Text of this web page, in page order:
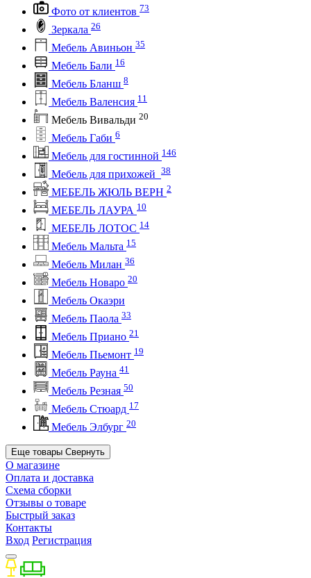
Фото от клиентов 73
Зеркала 26
Мебель Авиньон 35
Мебель Бали 16
Мебель Бланш 8
Мебель Валенсия 11
Мебель Вивальди 20
Мебель Габи 6
Мебель для гостинной 146
Мебель для прихожей 38
МЕБЕЛЬ ЖЮЛЬ ВЕРН 2
МЕБЕЛЬ ЛАУРА 10
МЕБЕЛЬ ЛОТОС 14
Мебель Мальта 15
Мебель Милан 36
Мебель Новаро 20
Мебель Окаэри
Мебель Паола 33
Мебель Приано 21
Мебель Пьемонт 19
Мебель Рауна 41
Мебель Резная 50
Мебель Стюард 17
Мебель Элбург 20
Еще товары Свернуть
О магазине
Оплата и доставка
Схема сборки
Отзывы о товаре
Быстрый заказ
Контакты
Вход Регистрация